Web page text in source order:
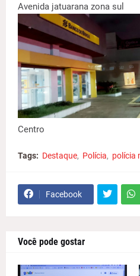
Avenida jatuarana zona sul
Centro
Tags: Destaque Polícia polícia
Facebook
Você pode gostar